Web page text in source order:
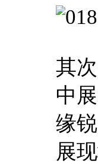
其
中
缘
展